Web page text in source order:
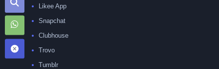
Likee App
Snapchat
Clubhouse
Trovo
Tumblr